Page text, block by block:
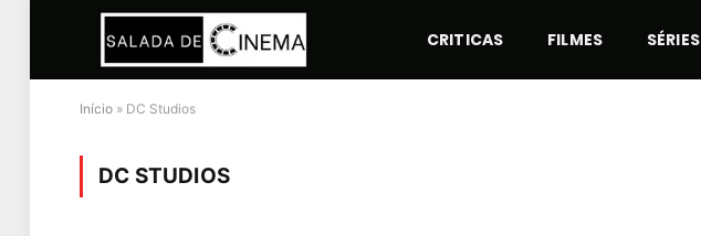
CRITICAS FILMES SÉRIES
Início » DC Studios
DC STUDIOS